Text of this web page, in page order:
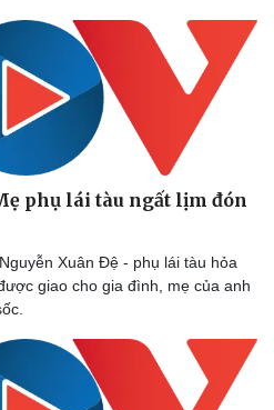
Nghệ sĩ
Thời trang
phụ lái tàu ngất lịm đón
Xuân Đệ - phụ lái tàu hỏa
giao cho gia đình, mẹ của anh